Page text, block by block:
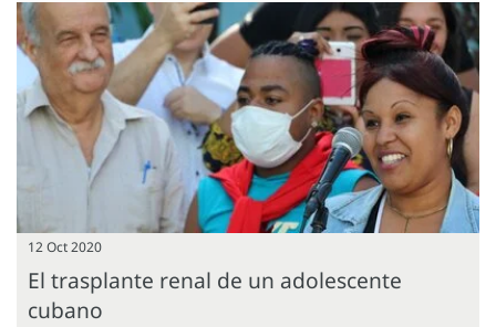
12 Oct 2020
El trasplante renal de un adolescente
cubano